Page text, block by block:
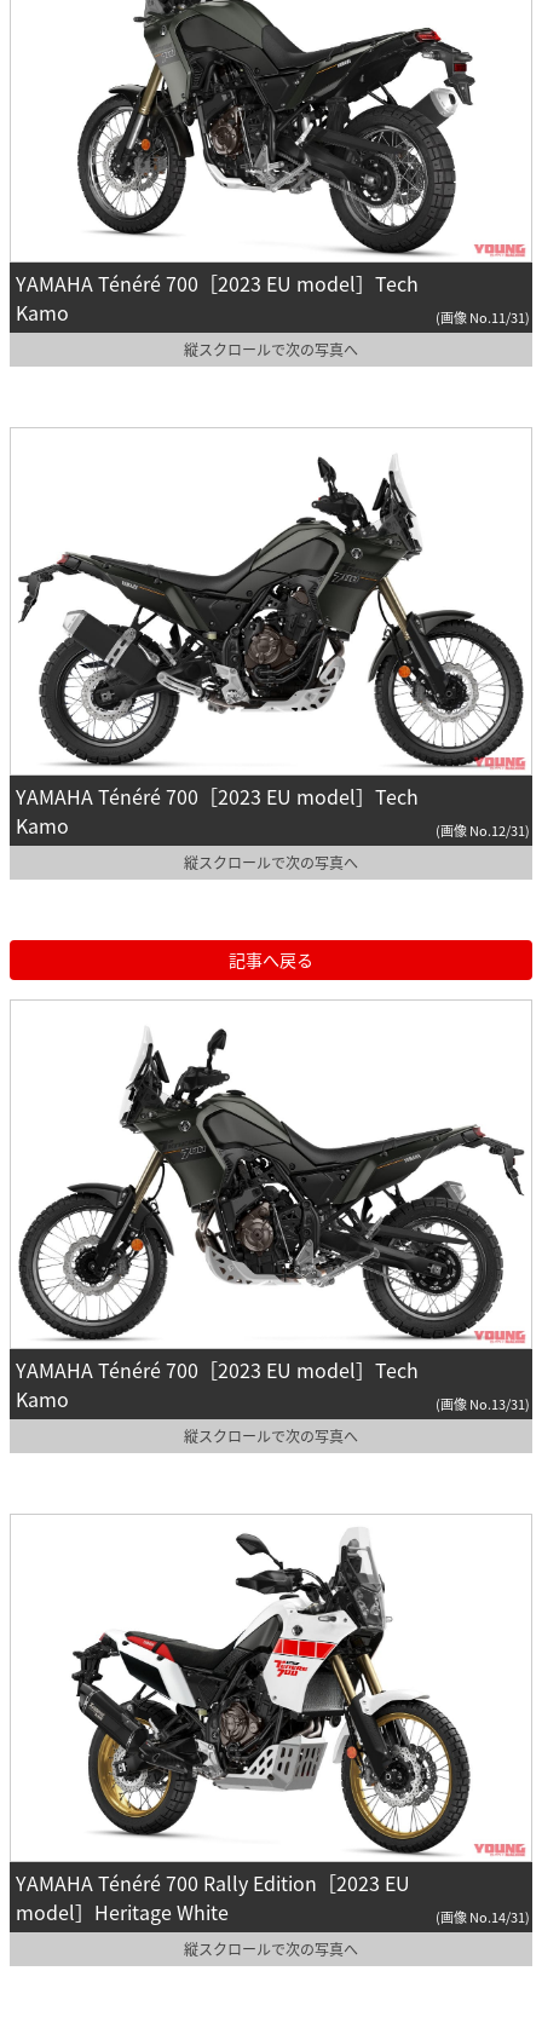
YAMAHA Ténéré 700［2023 EU model］Tech
Kamo
(画像 No.11/31)
縦スクロールで次の写真へ
YAMAHA Ténéré 700［2023 EU model］Tech
Kamo
(画像 No.12/31)
縦スクロールで次の写真へ
記事へ戻る
YAMAHA Ténéré 700［2023 EU model］Tech
Kamo
(画像 No.13/31)
縦スクロールで次の写真へ
YAMAHA Ténéré 700 Rally Edition［2023 EU
model］Heritage White
(画像 No.14/31)
縦スクロールで次の写真へ